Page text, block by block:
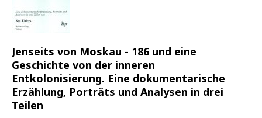
Jenseits von Moskau - 186 und eine
Geschichte von der inneren
Entkolonisierung. Eine dokumentarische
Erzählung, Porträts und Analysen in drei
Teilen